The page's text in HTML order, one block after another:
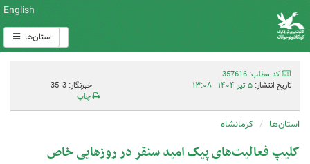
English
استان‌ها
کد مطلب: 357616
تاریخ انتشار: ۵ تیر ۱۴۰۴ - ۱۳:۰۸
خبرنگار: 3_35
چاپ
استان‌ها کرمانشاه
کلیپ فعالیت‌های پیک امید سنقر در روزهایی خاص